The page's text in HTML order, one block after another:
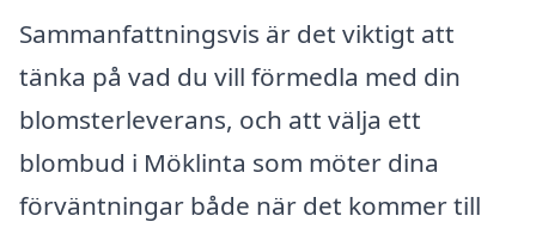
Sammanfattningsvis är det viktigt att
tänka på vad du vill förmedla med din
blomsterleverans, och att välja ett
blombud i Möklinta som möter dina
förväntningar både när det kommer till